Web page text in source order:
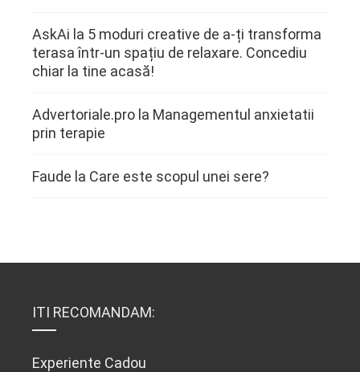
AskAi la 5 moduri creative de a-ți transforma
terasa într-un spațiu de relaxare. Concediu
chiar la tine acasă!
Advertoriale.pro la Managementul anxietatii
prin terapie
Faude la Care este scopul unei sere?
ITI RECOMANDAM:
Experiente Cadou